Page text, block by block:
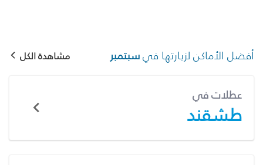
أفضل الأماكن لزيارتها فيسبتمبر مشاهدة الكل
عطلات في
طشقند